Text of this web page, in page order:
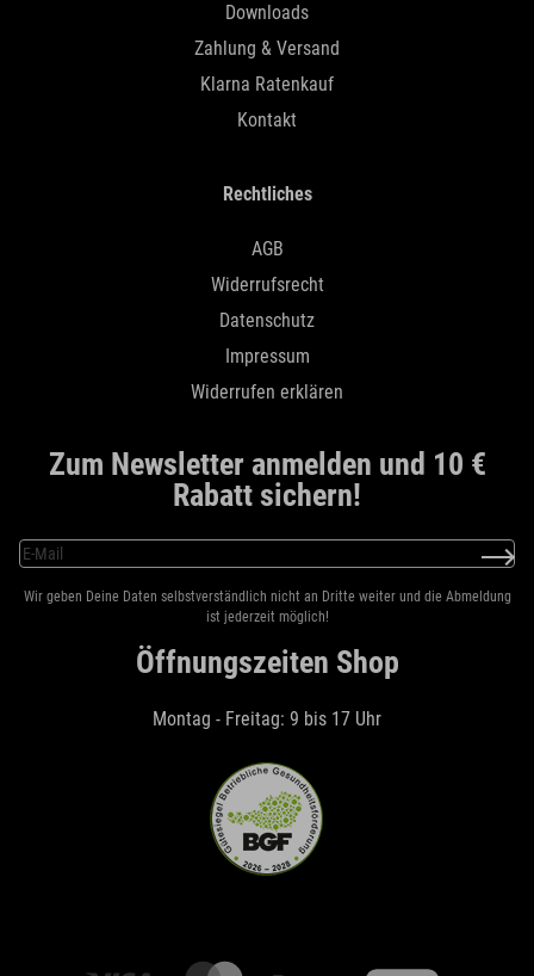
Downloads
Zahlung & Versand
Klarna Ratenkauf
Kontakt
Rechtliches
AGB
Widerrufsrecht
Datenschutz
Impressum
Widerrufen erklären
Zum Newsletter anmelden und 10 €
Rabatt sichern!
Wir geben Deine Daten selbstverständlich nicht an Dritte weiter und die Abmeldung
ist jederzeit möglich!
Öffnungszeiten Shop
Montag - Freitag: 9 bis 17 Uhr